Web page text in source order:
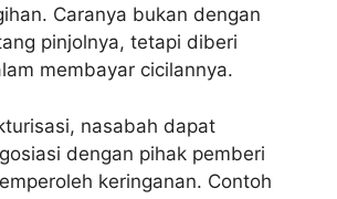
Caranya bukan dengan
pinjolnya, tetapi diberi
membayar cicilannya.
nasabah dapat
dengan pihak pemberi
keringanan. Contoh